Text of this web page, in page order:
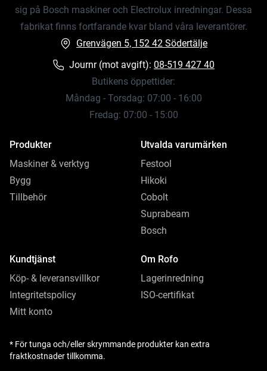
sig på Bosch maskiner och Electrolux inredningar. Dessa
fabrikat finns fortfarande kvar bland våra leverantörer.
Grenvägen 5, 152 42 Södertälje
Journr (mot avgift): 08-519 427 40
Butikens öppettider:
Måndag - Torsdag: 07:00 - 16:00
Fredag: 07:00 - 15:00
Produkter
Maskiner & verktyg
Bygg
Tillbehör
Utvalda varumärken
Festool
Hikoki
Cobolt
Suprabeam
Bosch
Kundtjänst
Köp- & leveransvillkor
Integritetspolicy
Mitt konto
Om Rofo
Lagerinredning
ISO-certifikat
* För tunga och/eller skrymmande produkter kan extra
fraktkostnader tillkomma.